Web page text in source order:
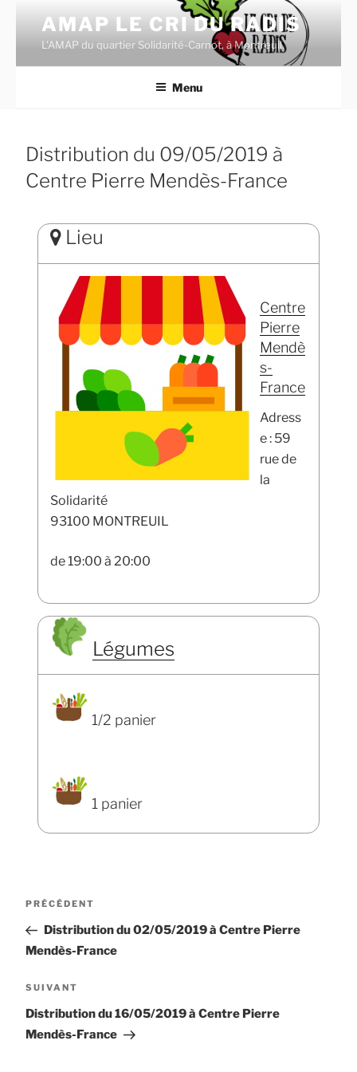
contenu
principal
AMAP LE CRI DU RADIS
L'AMAP du quartier Solidarité-Carnot, à Montreuil.
Menu
Distribution du 09/05/2019 à
Centre Pierre Mendès-France
Lieu
Centre
Pierre
Mendè
s-
France
Adress
e : 59
rue de
la
Solidarité
93100 MONTREUIL
de 19:00 à 20:00
Légumes
1/2 panier
1 panier
Navigation
l’article
Article
précédent
PRÉCÉDENT
Distribution du 02/05/2019 à Centre Pierre
Mendès-France
Article
suivant
SUIVANT
Distribution du 16/05/2019 à Centre Pierre
Mendès-France